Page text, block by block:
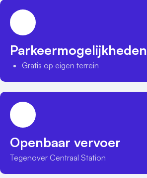
Parkeermogelijkheden
Gratis op eigen terrein
Openbaar vervoer
Tegenover Centraal Station